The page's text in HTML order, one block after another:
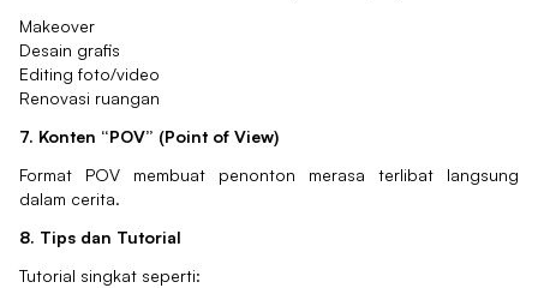
Makeover
Desain grafis
Editing foto/video
Renovasi ruangan
7. Konten “POV” (Point of View)
Format POV membuat penonton merasa terlibat langsung
dalam cerita.
8. Tips dan Tutorial
Tutorial singkat seperti: